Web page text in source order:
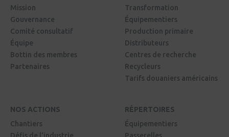
Mission
Gouvernance
Comité consultatif
Équipe
Bottin des membres
Partenaires
Transformation
Équipementiers
Production primaire
Distributeurs
Centres de recherche
Recycleurs
Tarifs douaniers américains
NOS ACTIONS
Chantiers
RÉPERTOIRES
Équipementiers